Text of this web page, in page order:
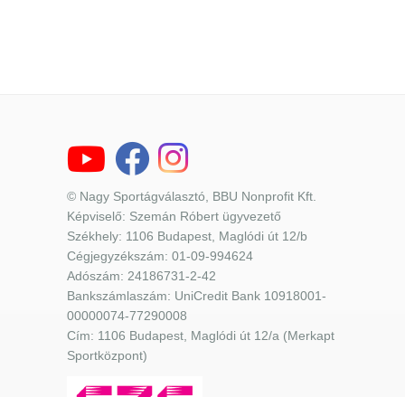
© Nagy Sportágválasztó, BBU Nonprofit Kft.
Képviselő: Szemán Róbert ügyvezető
Székhely: 1106 Budapest, Maglódi út 12/b
Cégjegyzékszám: 01-09-994624
Adószám: 24186731-2-42
Bankszámlaszám: UniCredit Bank 10918001-
00000074-77290008
Cím: 1106 Budapest, Maglódi út 12/a (Merkapt
Sportközpont)